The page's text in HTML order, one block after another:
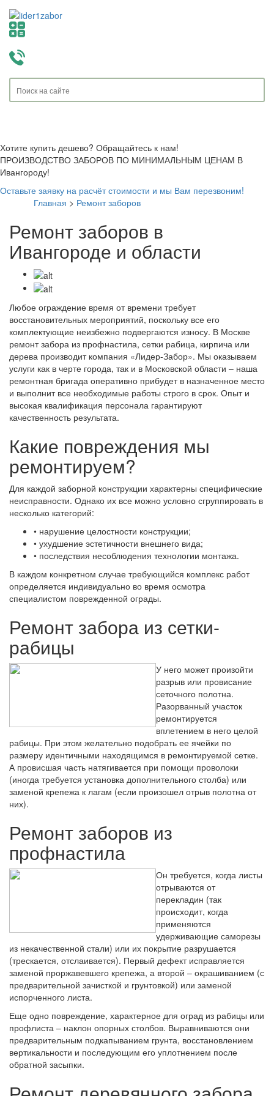
Хотите купить дешево? Обращайтесь к нам!
ПРОИЗВОДСТВО ЗАБОРОВ ПО МИНИМАЛЬНЫМ ЦЕНАМ В
Ивангороду!
Оставьте заявку на расчёт стоимости и мы Вам перезвоним!
Главная > Ремонт заборов
Ремонт заборов в
Ивангороде и области
Любое ограждение время от времени требует
восстановительных мероприятий, поскольку все его
комплектующие неизбежно подвергаются износу. В Москве
ремонт забора из профнастила, сетки рабица, кирпича или
дерева производит компания «Лидер-Забор». Мы оказываем
услуги как в черте города, так и в Московской области – наша
ремонтная бригада оперативно прибудет в назначенное место
и выполнит все необходимые работы строго в срок. Опыт и
высокая квалификация персонала гарантируют
качественность результата.
Какие повреждения мы
ремонтируем?
Для каждой заборной конструкции характерны специфические
неисправности. Однако их все можно условно сгруппировать в
несколько категорий:
• нарушение целостности конструкции;
• ухудшение эстетичности внешнего вида;
• последствия несоблюдения технологии монтажа.
В каждом конкретном случае требующийся комплекс работ
определяется индивидуально во время осмотра
специалистом поврежденной ограды.
Ремонт забора из сетки-
рабицы
У него может произойти
разрыв или провисание
сеточного полотна.
Разорванный участок
ремонтируется
вплетением в него целой
рабицы. При этом желательно подобрать ее ячейки по
размеру идентичными находящимся в ремонтируемой сетке.
А провисшая часть натягивается при помощи проволоки
(иногда требуется установка дополнительного столба) или
заменой крепежа к лагам (если произошел отрыв полотна от
них).
Ремонт заборов из
профнастила
Он требуется, когда листы
отрываются от
перекладин (так
происходит, когда
применяются
удерживающие саморезы
из некачественной стали) или их покрытие разрушается
(трескается, отслаивается). Первый дефект исправляется
заменой проржавевшего крепежа, а второй – окрашиванием (с
предварительной зачисткой и грунтовкой) или заменой
испорченного листа.
Еще одно повреждение, характерное для оград из рабицы или
профлиста – наклон опорных столбов. Выравниваются они
предварительным подкапыванием грунта, восстановлением
вертикальности и последующим его уплотнением после
обратной засыпки.